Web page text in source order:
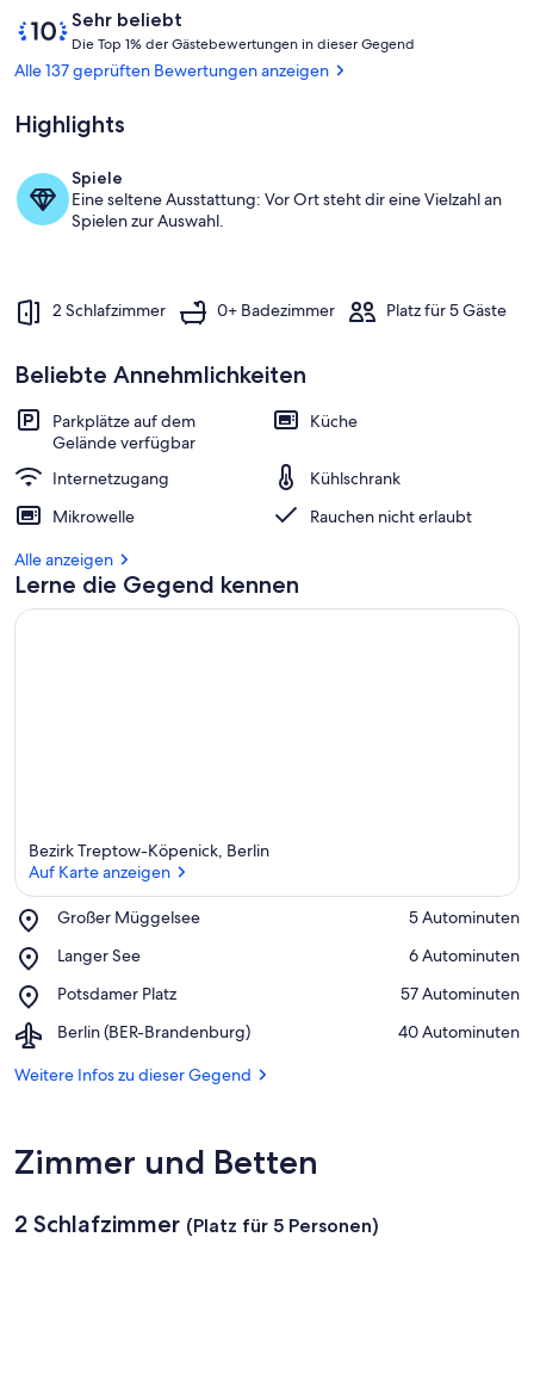
Natur
erleben
Innenbereich
Bewertungen
Sehr beliebt
10
von
10,
beliebt
Die Top 1% der Gästebewertungen in dieser Gegend
e
r
w
r
e
g
n
Alle 137 geprüften Bewertungen anzeigen
Highlights
Spiele
Eine seltene Ausstattung: Vor Ort steht dir eine Vielzahl an
Spielen zur Auswahl.
2 Schlafzimmer 0+ Badezimmer Platz für 5 Gäste
Beliebte Annehmlichkeiten
Parkplätze auf dem
Gelände verfügbar
Küche
Internetzugang
Kühlschrank
Mikrowelle
Rauchen nicht erlaubt
Alle anzeigen
Lerne die Gegend kennen
Bezirk Treptow-Köpenick, Berlin
Auf Karte anzeigen
Großer Müggelsee
Place,
Müggelsee
‪5 Autominuten‬
Langer See
Place,
See
‪6 Autominuten‬
Potsdamer Platz
Place,
Platz
‪57 Autominuten‬
Berlin (BER-Brandenburg)
Airport,
(BER-
‪40 Autominuten‬
Weitere Infos zu dieser Gegend
Zimmer und Betten
2 Schlafzimmer (Platz für 5 Personen)